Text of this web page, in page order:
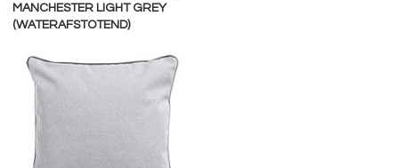
MANCHESTER LIGHT GREY
(WATERAFSTOTEND)